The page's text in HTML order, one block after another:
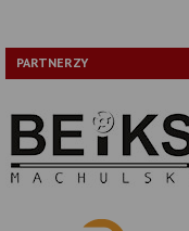
PARTNERZY